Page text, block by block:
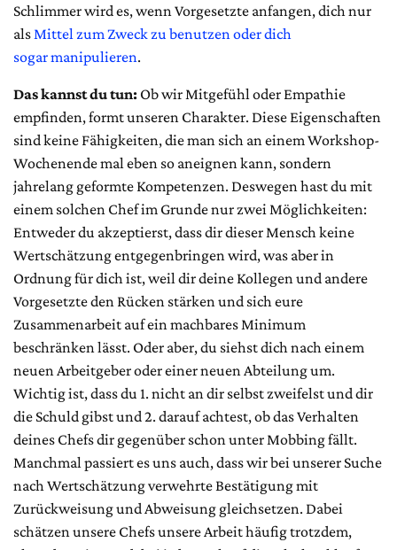
Schlimmer wird es, wenn Vorgesetzte anfangen, dich nur
als Mittel zum Zweck zu benutzen oder dich
sogar manipulieren.
Das kannst du tun: Ob wir Mitgefühl oder Empathie
empfinden, formt unseren Charakter. Diese Eigenschaften
sind keine Fähigkeiten, die man sich an einem Workshop-
Wochenende mal eben so aneignen kann, sondern
jahrelang geformte Kompetenzen. Deswegen hast du mit
einem solchen Chef im Grunde nur zwei Möglichkeiten:
Entweder du akzeptierst, dass dir dieser Mensch keine
Wertschätzung entgegenbringen wird, was aber in
Ordnung für dich ist, weil dir deine Kollegen und andere
Vorgesetzte den Rücken stärken und sich eure
Zusammenarbeit auf ein machbares Minimum
beschränken lässt. Oder aber, du siehst dich nach einem
neuen Arbeitgeber oder einer neuen Abteilung um.
Wichtig ist, dass du 1. nicht an dir selbst zweifelst und dir
die Schuld gibst und 2. darauf achtest, ob das Verhalten
deines Chefs dir gegenüber schon unter Mobbing fällt.
Manchmal passiert es uns auch, dass wir bei unserer Suche
nach Wertschätzung verwehrte Bestätigung mit
Zurückweisung und Abweisung gleichsetzen. Dabei
schätzen unsere Chefs unsere Arbeit häufig trotzdem,